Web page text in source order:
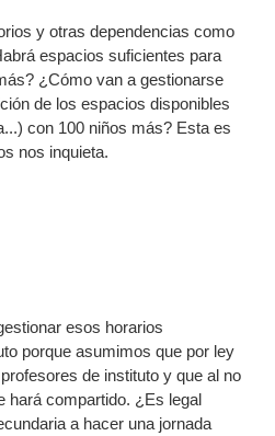
y otras dependencias como
espacios suficientes para
¿Cómo van a gestionarse
de los espacios disponibles
con 100 niños más? Esta es
nos inquieta.
esos horarios
porque asumimos que por ley
de instituto y que al no
hará compartido. ¿Es legal
a hacer una jornada